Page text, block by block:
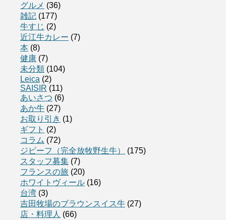
グルメ (36)
雑記 (177)
牛すじ (2)
近江牛カレー (7)
本 (8)
健康 (7)
未分類 (104)
Leica (2)
SAISIR (11)
あいさつ (6)
あか牛 (27)
お取り引き (1)
ギフト (2)
コラム (72)
ジビーフ（完全放牧野生牛）
(175)
スタッフ募集 (7)
フランスの旅 (20)
ホワイトヴィール (16)
台湾 (3)
吉田牧場のブラウンスイス牛 (27)
店・料理人 (66)